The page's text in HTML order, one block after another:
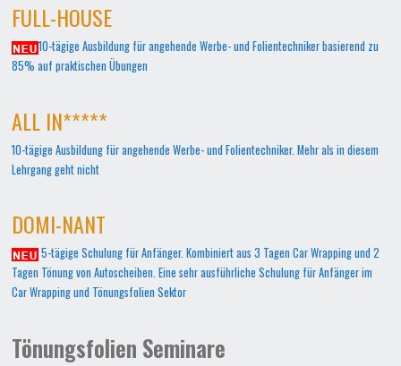
FULL-HOUSE
10-tägige Ausbildung für angehende Werbe- und Folientechniker basierend zu
85% auf praktischen Übungen
ALL IN*****
10-tägige Ausbildung für angehende Werbe- und Folientechniker. Mehr als in diesem
Lehrgang geht nicht
DOMI-NANT
5-tägige Schulung für Anfänger. Kombiniert aus 3 Tagen Car Wrapping und 2
Tagen Tönung von Autoscheiben. Eine sehr ausführliche Schulung für Anfänger im
Car Wrapping und Tönungsfolien Sektor
Tönungsfolien Seminare